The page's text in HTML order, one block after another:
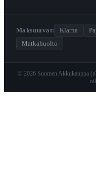
Maksutavat: Klarna
Matkahuolto
© 2026 Suomen Akkukauppa